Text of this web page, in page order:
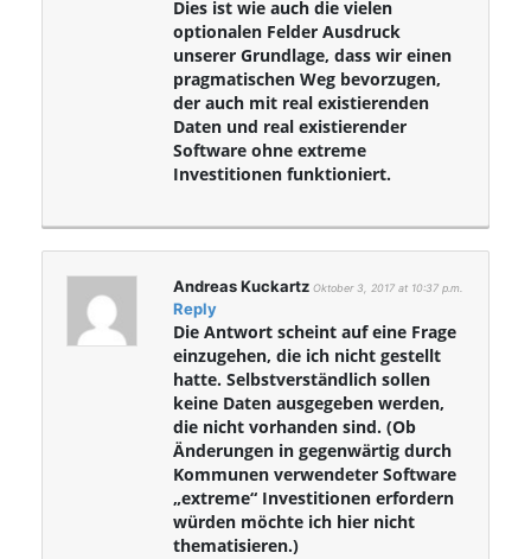
Dies ist wie auch die vielen
optionalen Felder Ausdruck
unserer Grundlage, dass wir einen
pragmatischen Weg bevorzugen,
der auch mit real existierenden
Daten und real existierender
Software ohne extreme
Investitionen funktioniert.
Andreas Kuckartz Oktober 3, 2017 at 10:37 p.m.
Reply
Die Antwort scheint auf eine Frage
einzugehen, die ich nicht gestellt
hatte. Selbstverständlich sollen
keine Daten ausgegeben werden,
die nicht vorhanden sind. (Ob
Änderungen in gegenwärtig durch
Kommunen verwendeter Software
„extreme“ Investitionen erfordern
würden möchte ich hier nicht
thematisieren.)